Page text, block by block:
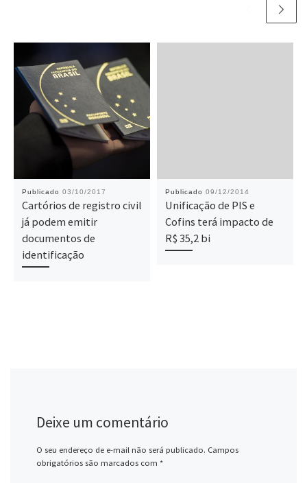
Publicado 03/10/2017
Cartórios de registro civil
já podem emitir
documentos de
identificação
Publicado 09/12/2014
Unificação de PIS e
Cofins terá impacto de
R$ 35,2 bi
Deixe um comentário
O seu endereço de e-mail não será publicado. Campos
obrigatórios são marcados com *